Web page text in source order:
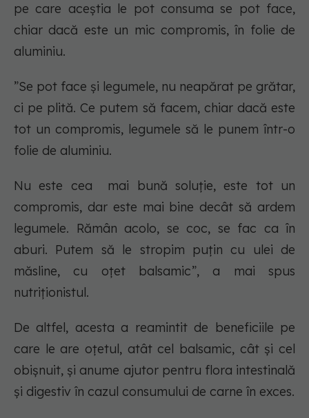
pe care aceștia le pot consuma se pot face,
chiar dacă este un mic compromis, în folie de
aluminiu.
”Se pot face și legumele, nu neapărat pe grătar,
ci pe plită. Ce putem să facem, chiar dacă este
tot un compromis, legumele să le punem într-o
folie de aluminiu.
Nu este cea mai bună soluție, este tot un
compromis, dar este mai bine decât să ardem
legumele. Rămân acolo, se coc, se fac ca în
aburi. Putem să le stropim puțin cu ulei de
măsline, cu oțet balsamic”, a mai spus
nutriționistul.
De altfel, acesta a reamintit de beneficiile pe
care le are oțetul, atât cel balsamic, cât și cel
obișnuit, și anume ajutor pentru flora intestinală
și digestiv în cazul consumului de carne în exces.